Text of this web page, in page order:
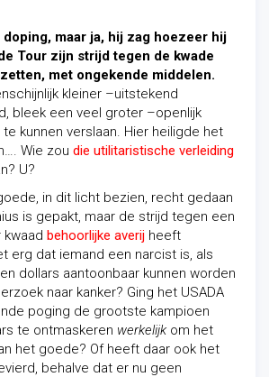
maar ja, hij zag hoezeer hij
Tour zijn strijd tegen de kwade
met ongekende middelen.
kleiner –uitstekend
bleek een veel groter –openlijk
kunnen verslaan. Hier heiligde het
Wie zou die utilitaristische verleiding
U?
in dit licht bezien, recht gedaan
is gepakt, maar de strijd tegen een
behoorlijke averij heeft
erg dat iemand een narcist is, als
dollars aantoonbaar kunnen worden
naar kanker? Ging het USADA
poging de grootste kampioen
te ontmaskeren werkelijk om het
het goede? Of heeft daar ook het
behalve dat er nu geen